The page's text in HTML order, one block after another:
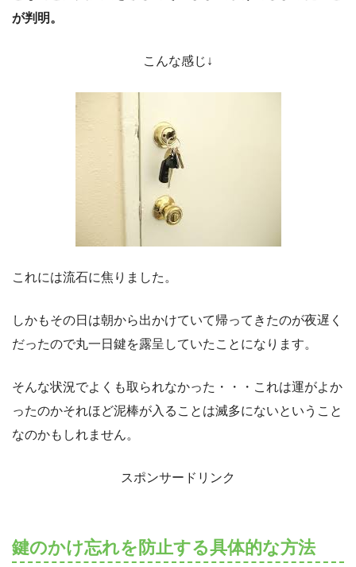
が判明。
こんな感じ↓
これには流石に焦りました。
しかもその日は朝から出かけていて帰ってきたのが夜遅く
だったので丸一日鍵を露呈していたことになります。
そんな状況でよくも取られなかった・・・これは運がよか
ったのかそれほど泥棒が入ることは滅多にないということ
なのかもしれません。
スポンサードリンク
鍵のかけ忘れを防止する具体的な方法